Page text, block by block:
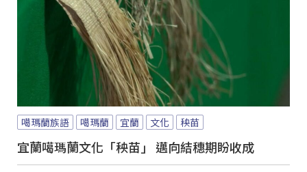
噶瑪蘭族語 噶瑪蘭 宜蘭 文化 秧苗
宜蘭噶瑪蘭文化「秧苗」 邁向結穗期盼收成